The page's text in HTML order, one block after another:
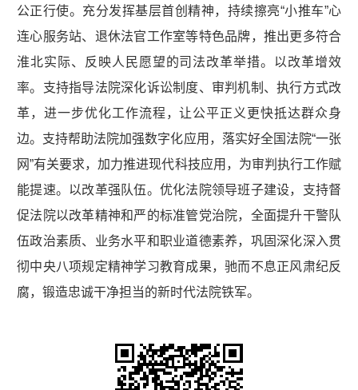
公正行使。充分发挥基层首创精神，持续擦亮“小推车”心
连心服务站、退休法官工作室等特色品牌，推出更多符合
淮北实际、反映人民愿望的司法改革举措。以改革增效
率。支持指导法院深化诉讼制度、审判机制、执行方式改
革，进一步优化工作流程，让公平正义更快抵达群众身
边。支持帮助法院加强数字化应用，落实好全国法院“一张
网”有关要求，加力推进现代科技应用，为审判执行工作赋
能提速。以改革强队伍。优化法院领导班子建设，支持督
促法院以改革精神和严的标准管党治院，全面提升干警队
伍政治素质、业务水平和职业道德素养，巩固深化深入贯
彻中央八项规定精神学习教育成果，驰而不息正风肃纪反
腐，锻造忠诚干净担当的新时代法院铁军。